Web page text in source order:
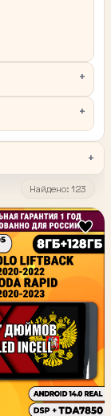
Найдено: 123